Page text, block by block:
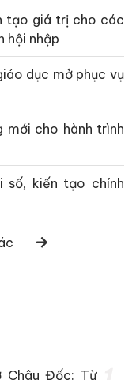
tạo giá trị cho các
hội nhập
dục mở phục vụ
mới cho hành trình
số, kiến tạo chính
Châu Đốc: Từ